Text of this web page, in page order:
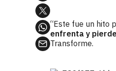
“Este fue un hito
enfrenta y
Transforme.